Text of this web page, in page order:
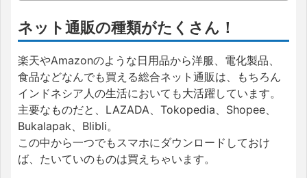
ネット通販の種類がたくさん！
楽天やAmazonのような日用品から洋服、電化製品、
食品などなんでも買える総合ネット通販は、もちろん
インドネシア人の生活においても大活躍しています。
主要なものだと、LAZADA、Tokopedia、Shopee、
Bukalapak、Blibli。
この中から一つでもスマホにダウンロードしておけ
ば、たいていのものは買えちゃいます。